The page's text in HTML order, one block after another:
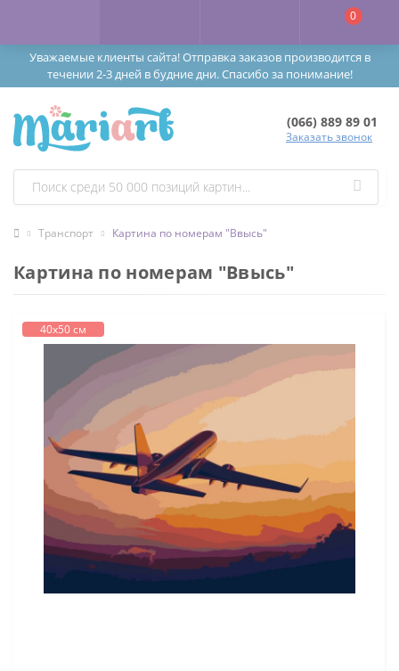
Уважаемые клиенты сайта! Отправка заказов производится в
течении 2-3 дней в будние дни. Спасибо за понимание!
0
(066) 889 89 01
Заказать звонок
Транспорт Картина по номерам "Ввысь"
Картина по номерам "Ввысь"
40х50 см